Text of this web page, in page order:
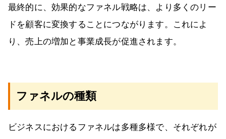
最終的に、効果的なファネル戦略は、より多くのリー
ドを顧客に変換することにつながります。これによ
り、売上の増加と事業成長が促進されます。
ファネルの種類
ビジネスにおけるファネルは多種多様で、それぞれが